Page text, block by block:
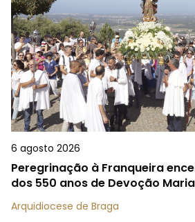
6 agosto 2026
Peregrinação à Franqueira
dos 550 anos de Devoção
Arquidiocese de Braga